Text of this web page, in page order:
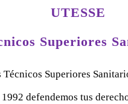
UTESSE
Superiores
Técnicos Superiores
defendemos tus